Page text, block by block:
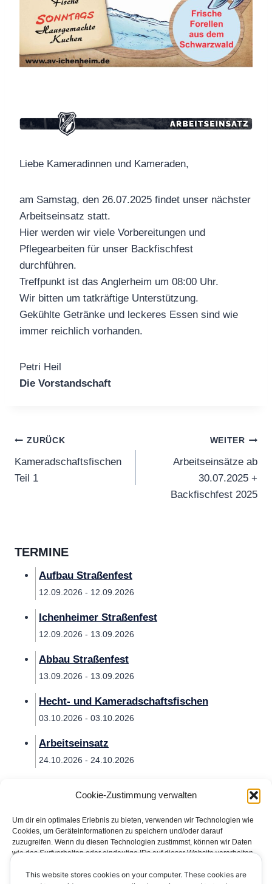
Cookie-Zustimmung verwalten
Um dir ein optimales Erlebnis zu bieten, verwenden wir Technologien wie
Cookies, um Geräteinformationen zu speichern und/oder darauf
zuzugreifen. Wenn du diesen Technologien zustimmst, können wir Daten
wie das Surfverhalten oder eindeutige IDs auf dieser Website verarbeiten.
bestimmte Merkmale und Funktionen beeinträchtigt werden.
Liebe Kameradinnen und Kameraden,
am Samstag, den 26.07.2025 findet unser nächster
Arbeitseinsatz statt.
Hier werden wir viele Vorbereitungen und
Pflegearbeiten für unser Backfischfest
durchführen.
Treffpunkt ist das Anglerheim um 08:00 Uhr.
Wir bitten um tatkräftige Unterstützung.
Gekühlte Getränke und leckeres Essen sind wie
immer reichlich vorhanden.
Petri Heil
Die Vorstandschaft
Beitragsnavigation
ZURÜCK
Kameradschaftsfischen
Teil 1
WEITER
Arbeitseinsätze ab
30.07.2025 +
Backfischfest 2025
TERMINE
Aufbau Straßenfest
12.09.2026 - 12.09.2026
Ichenheimer Straßenfest
12.09.2026 - 13.09.2026
Abbau Straßenfest
13.09.2026 - 13.09.2026
Hecht- und Kameradschaftsfischen
03.10.2026 - 03.10.2026
Arbeitseinsatz
24.10.2026 - 24.10.2026
This website stores cookies on your computer. These cookies are